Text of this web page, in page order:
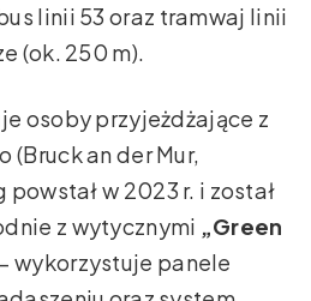
linii 53 oraz tramwaj linii
(ok. 250 m).
osoby przyjeżdżające z
(Bruck an der Mur,
w 2023 r. i został
z wytycznymi „Green
– wykorzystuje panele